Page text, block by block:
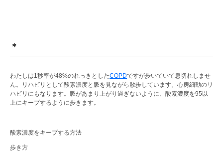
＊
わたしは1秒率が48%のれっきとしたCOPDですが歩いていて息切れしませ
ん。リハビリとして酸素濃度と脈を見ながら散歩しています。心房細動のリ
ハビリにもなります。脈があまり上がり過ぎないように、酸素濃度を95以
上にキープするように歩きます。
酸素濃度をキープする方法
歩き方